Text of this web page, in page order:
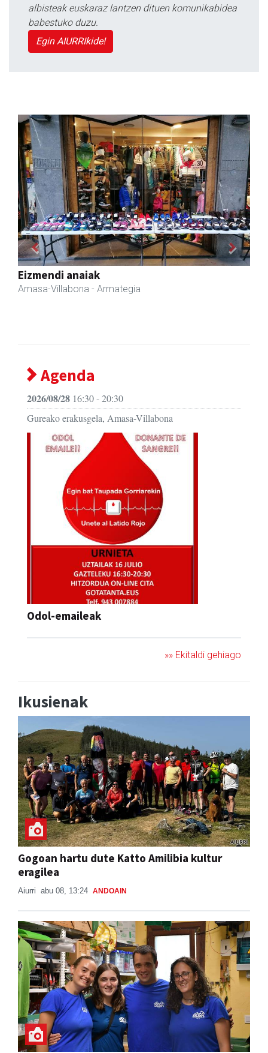
albisteak euskaraz lantzen dituen komunikabidea
babestuko duzu.
Egin AIURRIkide!
Amasa-Villabonako Udala
Amasa-Villabona - Udaletxeak
Previous Next
Agenda
2026/08/28 16:30 - 20:30
Gureako erakusgela, Amasa-Villabona
Odol-emaileak
»» Ekitaldi gehiago
Ikusienak
Gogoan hartu dute Katto Amilibia kultur
eragilea
Aiurri abu 08, 13:24 ANDOAIN